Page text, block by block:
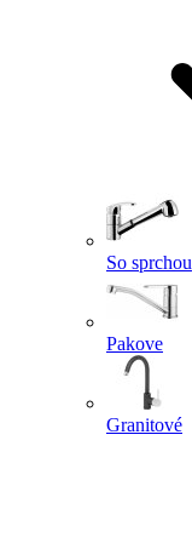
So sprchou
Pakove
Granitové